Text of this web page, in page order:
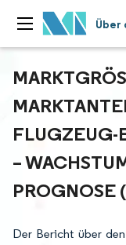
Über
LUGZEUG-
ROGNOSE
Der Bericht über